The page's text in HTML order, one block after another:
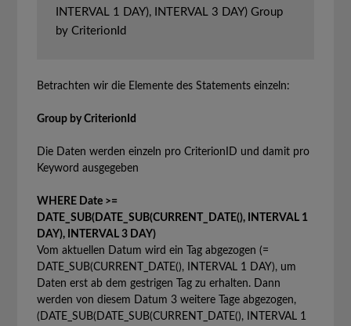
INTERVAL 1 DAY), INTERVAL 3 DAY) Group
by CriterionId
Betrachten wir die Elemente des Statements einzeln:
Group by CriterionId
Die Daten werden einzeln pro CriterionID und damit pro
Keyword ausgegeben
WHERE Date >=
DATE_SUB(DATE_SUB(CURRENT_DATE(), INTERVAL 1
DAY), INTERVAL 3 DAY)
Vom aktuellen Datum wird ein Tag abgezogen (=
DATE_SUB(CURRENT_DATE(), INTERVAL 1 DAY), um
Daten erst ab dem gestrigen Tag zu erhalten. Dann
werden von diesem Datum 3 weitere Tage abgezogen,
(DATE_SUB(DATE_SUB(CURRENT_DATE(), INTERVAL 1